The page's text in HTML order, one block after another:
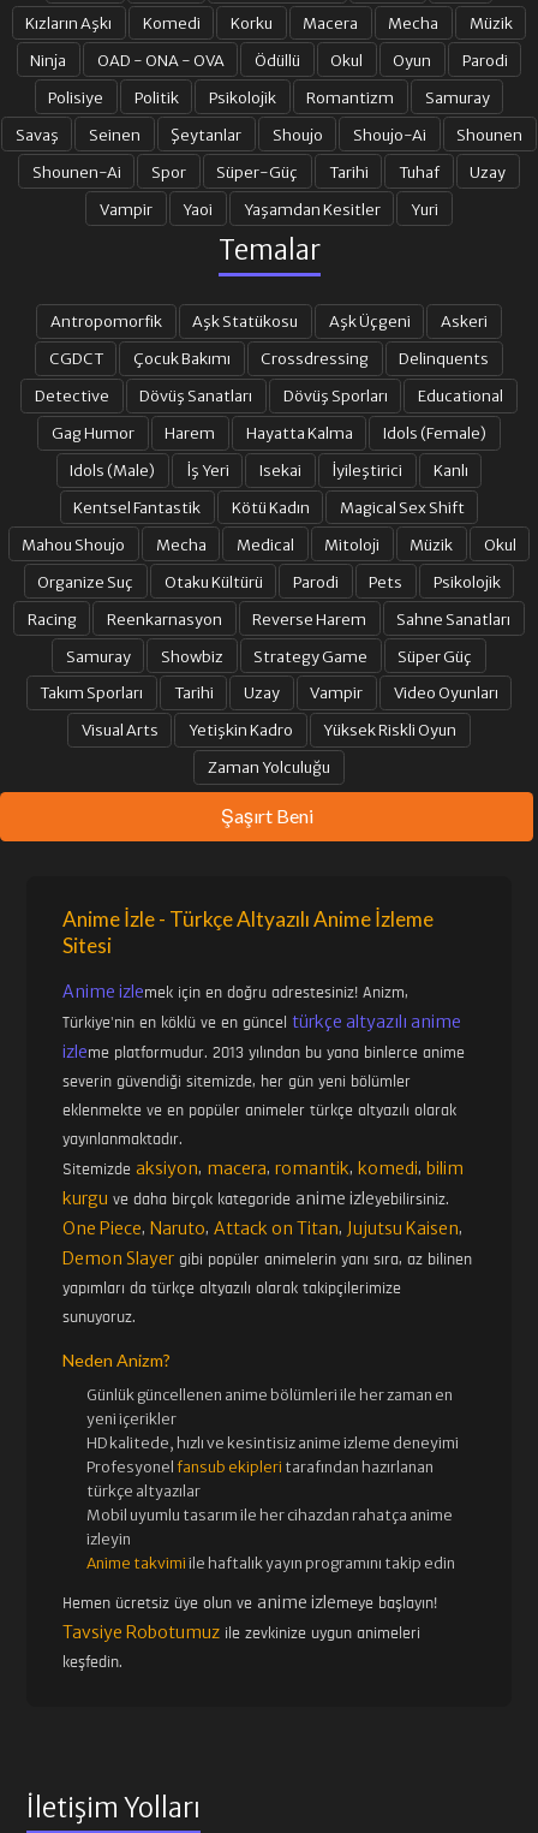
Kızların Aşkı Komedi Korku Macera Mecha
Müzik
Ninja
OAD - ONA - OVA Ödüllü Okul Oyun
Parodi
Polisiye
Politik Psikolojik Romantizm
Samuray
Savaş
Seinen Şeytanlar Shoujo Shoujo-Ai
Shounen
Shounen-Ai
Spor Süper-Güç Tarihi Tuhaf
Uzay
Vampir
Yaoi Yaşamdan Kesitler Yuri
Temalar
Antropomorfik Aşk Statükosu Aşk Üçgeni
Askeri
CGDCT
Çocuk Bakımı Crossdressing
Delinquents
Detective
Dövüş Sanatları Dövüş Sporları
Educational
Gag Humor
Harem Hayatta Kalma
Idols (Female)
Idols (Male)
İş Yeri Isekai İyileştirici
Kanlı
Kentsel Fantastik
Kötü Kadın
Magical Sex Shift
Mahou Shoujo
Mecha Medical Mitoloji Müzik
Okul
Organize Suç
Otaku Kültürü Parodi Pets
Psikolojik
Racing
Reenkarnasyon Reverse Harem
Sahne Sanatları
Samuray
Showbiz Strategy Game
Süper Güç
Takım Sporları
Tarihi Uzay Vampir
Video Oyunları
Visual Arts
Yetişkin Kadro
Yüksek Riskli Oyun
Zaman Yolculuğu
Şaşırt Beni
Anime İzle - Türkçe Altyazılı Anime İzleme
Sitesi
Anime izlemek için en doğru adrestesiniz! Anizm,
Türkiye'nin en köklü ve en günceltürkçe altyazılı anime
izleme platformudur. 2013 yılından bu yana binlerce anime
severin güvendiği sitemizde, her gün yeni bölümler
eklenmekte ve en popüler animeler türkçe altyazılı olarak
yayınlanmaktadır.
Sitemizdeaksiyon, macera,romantik, komedi, bilim
kurgu ve daha birçok kategoride anime izleyebilirsiniz.
One Piece, Naruto,Attack on Titan, Jujutsu Kaisen,
Demon Slayer gibi popüler animelerin yanı sıra, az bilinen
yapımları da türkçe altyazılı olarak takipçilerimize
sunuyoruz.
Neden Anizm?
Günlük güncellenen anime bölümleri ile her zaman en
yeni içerikler
HD kalitede, hızlı ve kesintisiz anime izleme deneyimi
Profesyonelfansub ekipleri tarafından hazırlanan
türkçe altyazılar
Mobil uyumlu tasarım ile her cihazdan rahatça anime
izleyin
Anime takvimi ile haftalık yayın programını takip edin
Hemen ücretsiz üye olun ve anime izlemeye başlayın!
Tavsiye Robotumuz ile zevkinize uygun animeleri
keşfedin.
İletişim Yolları